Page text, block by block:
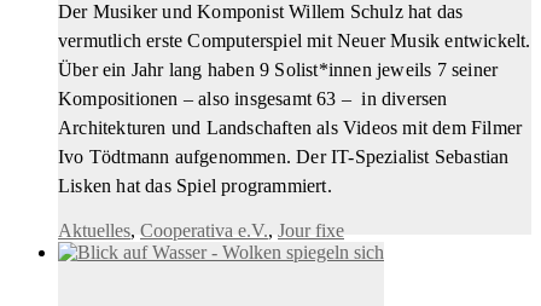
Der Musiker und Komponist Willem Schulz hat das
vermutlich erste Computerspiel mit Neuer Musik entwickelt.
Über ein Jahr lang haben 9 Solist*innen jeweils 7 seiner
Kompositionen – also insgesamt 63 – in diversen
Architekturen und Landschaften als Videos mit dem Filmer
Ivo Tödtmann aufgenommen. Der IT-Spezialist Sebastian
Lisken hat das Spiel programmiert.
Aktuelles, Cooperativa e.V., Jour fixe